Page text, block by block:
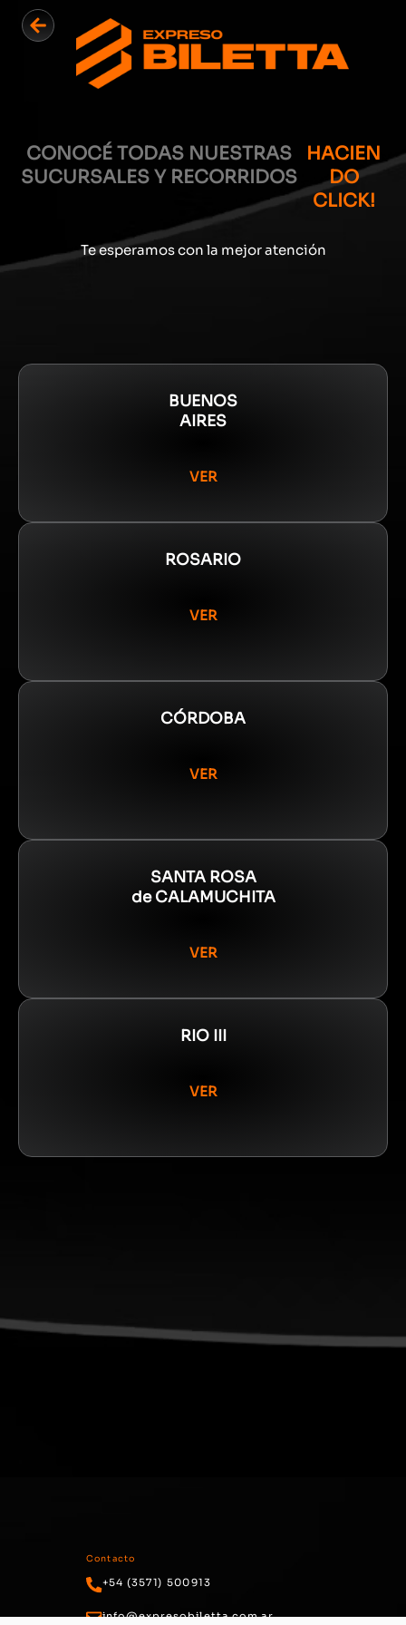
CONOCÉ TODAS NUESTRAS
SUCURSALES Y RECORRIDOS
HACIEN
DO
CLICK!
Te esperamos con la mejor atención
BUENOS
AIRES
VER
ROSARIO
VER
CÓRDOBA
VER
SANTA ROSA
de CALAMUCHITA
VER
RIO III
VER
Contacto
+54 (3571) 500913
info@expresobiletta.com.ar